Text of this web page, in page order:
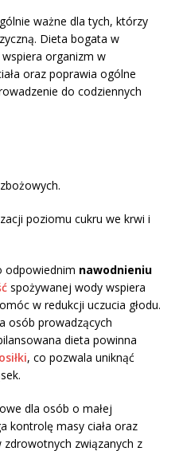
ważne dla tych, którzy
Dieta bogata w
wspiera organizm w
oraz poprawia ogólne
do codziennych
poziomu cukru we krwi i
odpowiednim nawodnieniu
spożywanej wody wspiera
w redukcji uczucia głodu.
osób prowadzących
dieta powinna
, co pozwala uniknąć
dla osób o małej
kontrolę masy ciała oraz
związanych z